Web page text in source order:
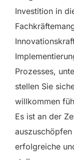
Investition in
Prozesses,
stellen Sie
willkommen
Es ist an der
erfolgreiche